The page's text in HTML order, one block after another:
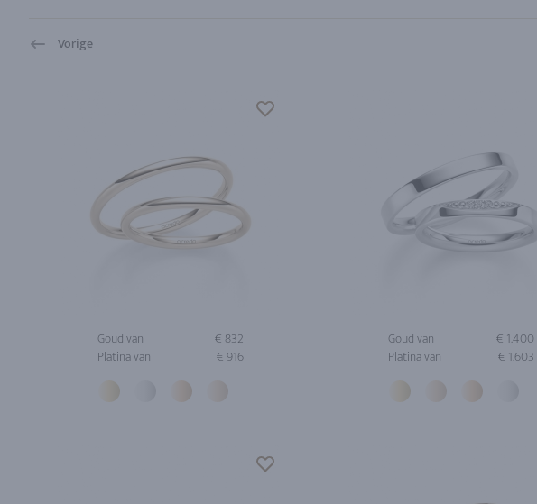
Vorige
Goud van
€ 832
Platina van
€ 916
Goud van
€ 1.400
Platina van
€ 1.603